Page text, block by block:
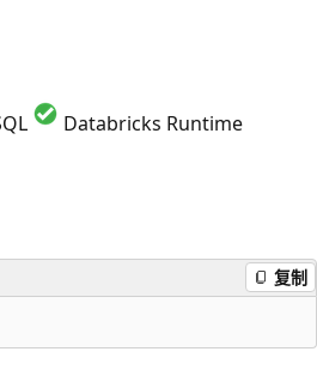
Databricks Runtime
复制